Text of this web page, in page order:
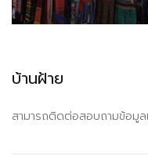
บ้านฝ้าย
สามารถติดต่อสอบถามข้อมู